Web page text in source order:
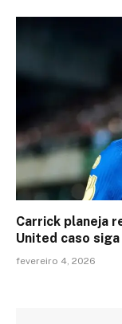
Carrick planeja
United caso
fevereiro 4, 2026